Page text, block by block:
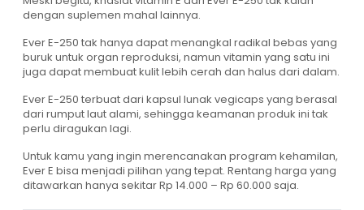
dengan suplemen mahal lainnya.
Ever E-250 tak hanya dapat menangkal radikal bebas yang
buruk untuk organ reproduksi, namun vitamin yang satu ini
juga dapat membuat kulit lebih cerah dan halus dari dalam.
Ever E-250 terbuat dari kapsul lunak vegicaps yang berasal
dari rumput laut alami, sehingga keamanan produk ini tak
perlu diragukan lagi.
Untuk kamu yang ingin merencanakan program kehamilan,
Ever E bisa menjadi pilihan yang tepat. Rentang harga yang
ditawarkan hanya sekitar Rp 14.000 – Rp 60.000 saja.